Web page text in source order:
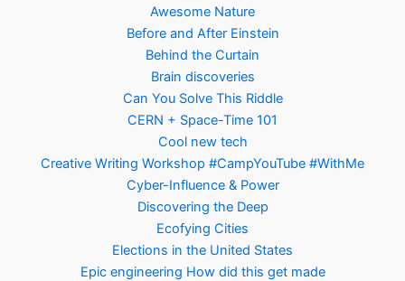
Awesome Nature
Before and After Einstein
Behind the Curtain
Brain discoveries
Can You Solve This Riddle
CERN + Space-Time 101
Cool new tech
Creative Writing Workshop #CampYouTube #WithMe
Cyber-Influence & Power
Discovering the Deep
Ecofying Cities
Elections in the United States
Epic engineering How did this get made